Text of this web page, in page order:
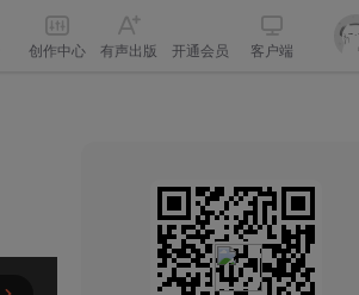
创作中心 有声出版 开通会员 客户端